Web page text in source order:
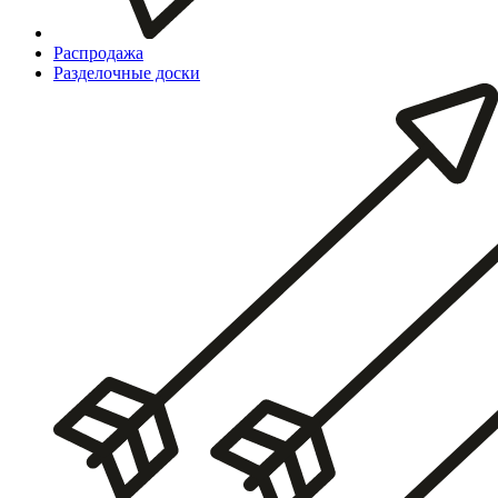
Распродажа
Разделочные доски